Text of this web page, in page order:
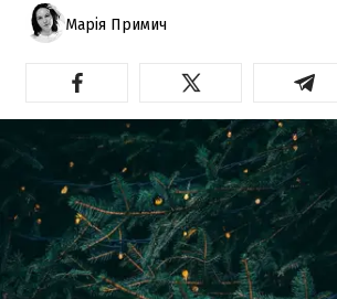
Марія Примич